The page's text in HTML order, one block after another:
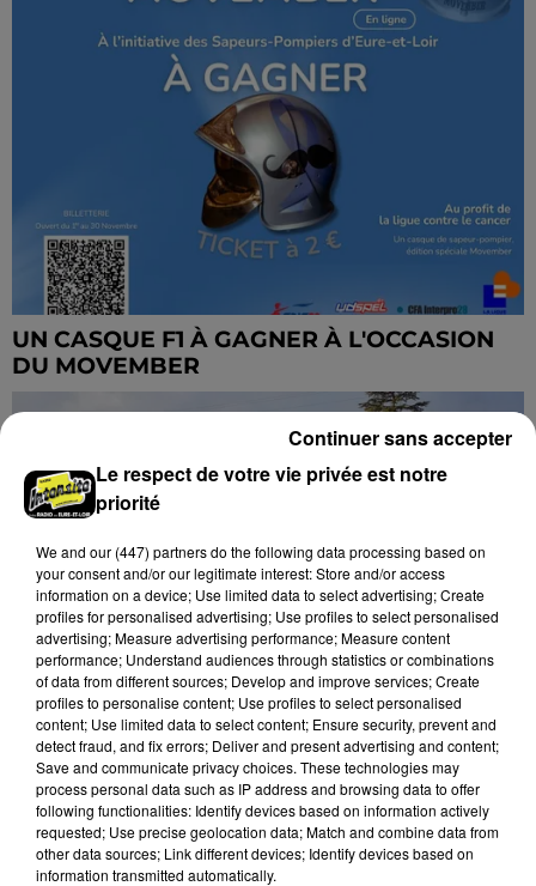
UN CASQUE F1 À GAGNER À L'OCCASION
DU MOVEMBER
1400 EUROS POUR OCTOBRE ROSE À
CHÂTEAUNEUF-EN-THYMERAIS
Le respect de votre vie privée est notre
priorité
We and our (447) partnersdo the following data processing based on
your consent and/or our legitimate interest: Store and/or access
information on a device; Use limited data to select advertising; Create
profiles for personalised advertising; Use profiles to select personalised
advertising; Measure advertising performance; Measure content
performance; Understand audiences through statistics or combinations
of data from different sources; Develop and improve services; Create
profiles to personalise content; Use profiles to select personalised
content; Use limited data to select content; Ensure security, prevent and
detect fraud, and fix errors; Deliver and present advertising and content;
Save and communicate privacy choices. These technologies may
process personal data such as IP address and browsing data to offer
following functionalities: Identify devices based on information actively
requested; Use precise geolocation data; Match and combine data from
other data sources; Link different devices; Identify devices based on
information transmitted automatically.
Continuer sans accepter